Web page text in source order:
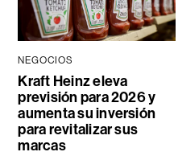
NEGOCIOS
Kraft Heinz eleva
previsión para 2026 y
aumenta su inversión
para revitalizar sus
marcas